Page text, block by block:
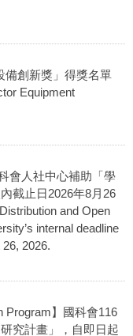
備創新獎」得獎名單
Equipment
會人社中心補助「學
截止日2026年8月26
and Open
internal deadline
2026.
Program】國科會116
究計畫」，自即日起